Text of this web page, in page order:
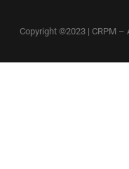
Copyright ©2023 | CRPM –